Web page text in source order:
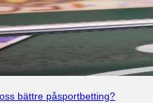
bättre påsportbetting?